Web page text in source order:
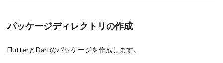
パッケージディレクトリの作成
FlutterとDartのパッケージを作成します。